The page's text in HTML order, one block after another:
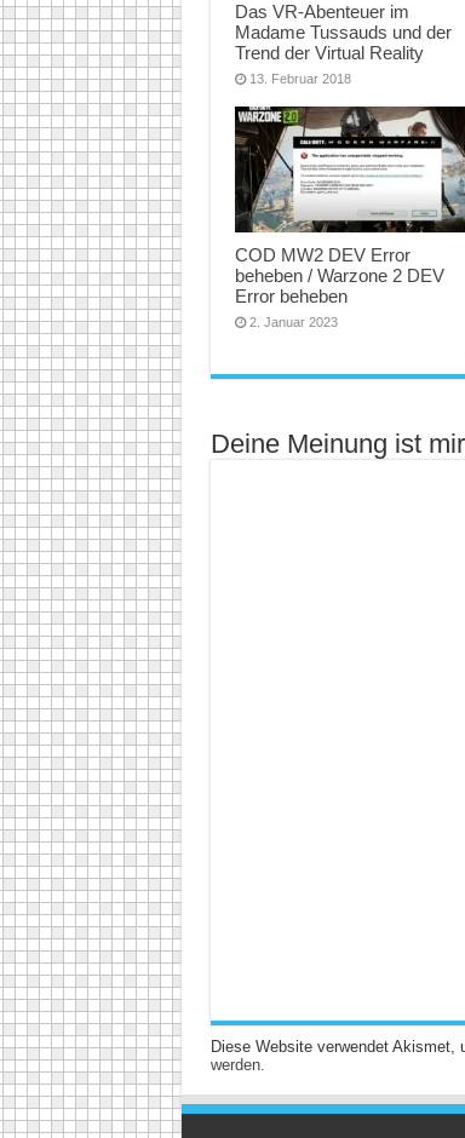
Das VR-Abenteuer im
Madame Tussauds und der
Trend der Virtual Reality
13. Februar 2018
COD MW2 DEV Error
beheben / Warzone 2 DEV
Error beheben
2. Januar 2023
Deine Meinung ist
Diese Website verwendet Akismet,
werden.